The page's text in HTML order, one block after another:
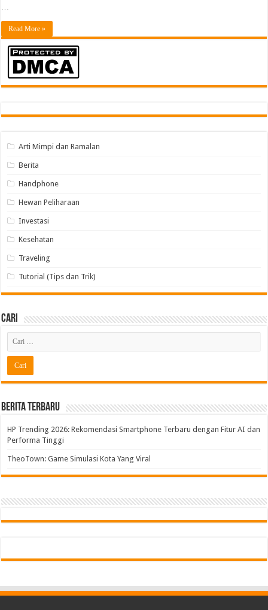
Read More »
Arti Mimpi dan Ramalan
Berita
Handphone
Hewan Peliharaan
Investasi
Kesehatan
Traveling
Tutorial (Tips dan Trik)
Cari
Berita Terbaru
HP Trending 2026: Rekomendasi Smartphone Terbaru dengan Fitur AI dan
Performa Tinggi
TheoTown: Game Simulasi Kota Yang Viral